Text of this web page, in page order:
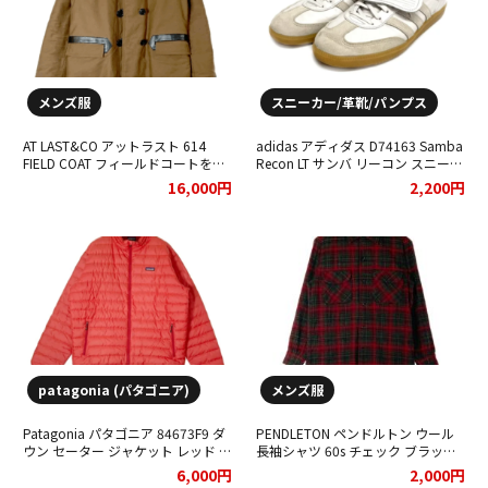
メンズ服
AT LAST&CO アットラスト 614
FIELD COAT フィールドコートをお
買取りさせていただきました。
16,000円
スニーカー/革靴/パンプス
adidas アディダス D74163 Samba
Recon LT サンバ リーコン スニーカ
ー をお買取りさせていただきまし
2,200円
patagonia (パタゴニア)
Patagonia パタゴニア 84673F9 ダ
ウン セーター ジャケット レッド を
お買取りさせていただきました。
6,000円
メンズ服
PENDLETON ペンドルトン ウール
長袖シャツ 60s チェック ブラックx
レッドをお買取りさせていただきま
2,000円